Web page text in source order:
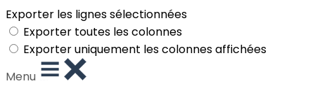
Exporter les lignes sélectionnées
Exporter toutes les colonnes
Exporter uniquement les colonnes affichées
Menu